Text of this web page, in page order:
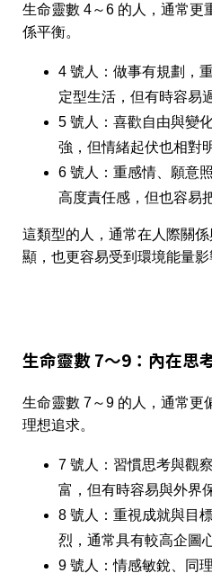
生命靈數 4～6 的人，通常更
係平衡。
4 號人：做事有規劃，
定型生活，但有時容易
5 號人：喜歡自由與變
強，但情緒起伏也相對
6 號人：重感情、願意
高度責任感，但也容易
這類型的人，通常在人際關
顯，也更容易受到環境能量影
生命靈數 7～9：內在思
生命靈數 7～9 的人，通常更
理想追求。
7 號人：習慣思考與觀
富，但有時容易與外界
8 號人：重視成就與目
烈，通常具有較高企圖
9 號人：情感敏銳、同